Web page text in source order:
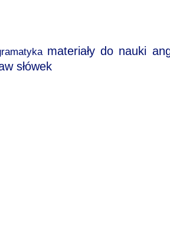
materiały do nauki
słówek